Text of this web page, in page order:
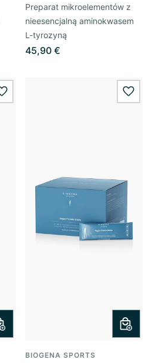
Preparat mikroelementów z
nieesencjalną aminokwasem
L-tyrozyną
45,90 €
wishlist.add
BIOGENA SPORTS